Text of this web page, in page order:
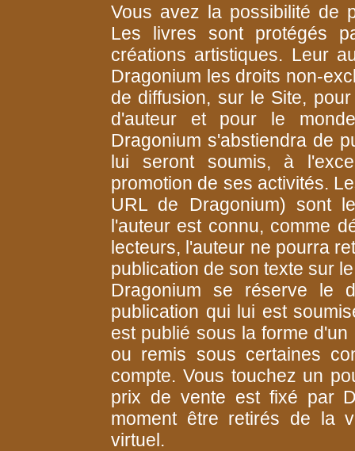
Vous avez la possibilité de
Les livres sont protégés
créations artistiques. Leur
Dragonium les droits non-
de diffusion, sur le Site,
d'auteur et pour le
Dragonium s'abstiendra de
lui seront soumis, à
promotion de ses activités.
URL de Dragonium) sont
l'auteur est connu, comme
lecteurs, l'auteur ne pourra
publication de son texte sur
Dragonium se réserve le
publication qui lui est
est publié sous la forme
ou remis sous certaines
compte. Vous touchez un
prix de vente est fixé par
moment être retirés de la
virtuel.